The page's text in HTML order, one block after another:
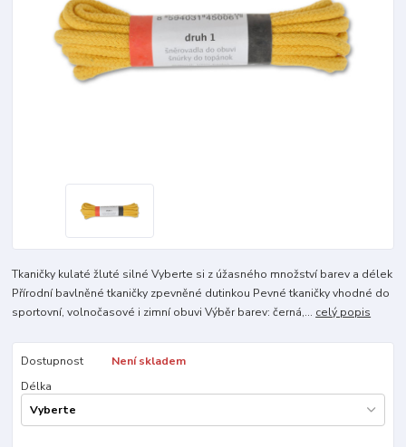
Tkaničky kulaté žluté silné Vyberte si z úžasného množství barev a délek
Přírodní bavlněné tkaničky zpevněné dutinkou Pevné tkaničky vhodné do
sportovní, volnočasové i zimní obuvi Výběr barev: černá,... celý popis
Dostupnost
Není skladem
Délka